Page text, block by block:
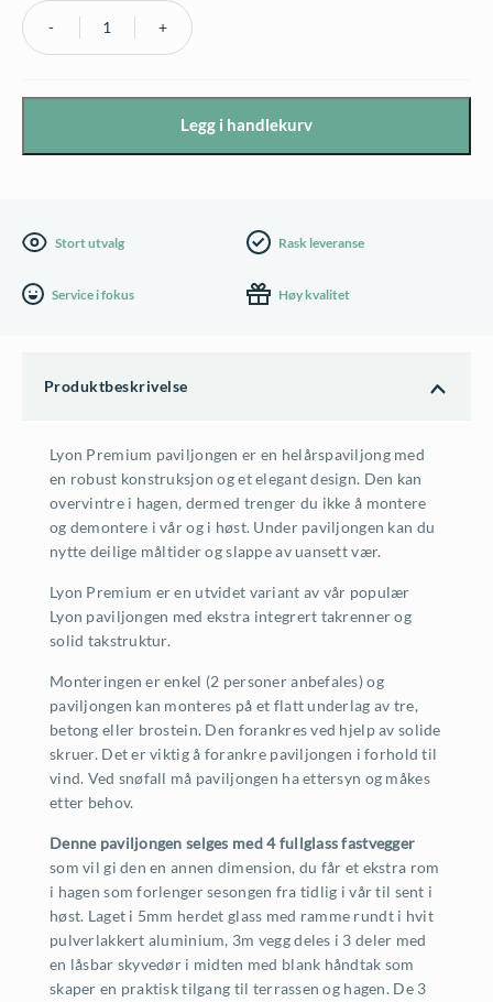
Lyon
antall
Legg i handlekurv
Stort utvalg Rask leveranse
Service i fokus Høy kvalitet
Produktbeskrivelse
Lyon Premium paviljongen er en helårspaviljong med
en robust konstruksjon og et elegant design. Den kan
overvintre i hagen, dermed trenger du ikke å montere
og demontere i vår og i høst. Under paviljongen kan du
nytte deilige måltider og slappe av uansett vær.
Lyon Premium er en utvidet variant av vår populær
Lyon paviljongen med ekstra integrert takrenner og
solid takstruktur.
Monteringen er enkel (2 personer anbefales) og
paviljongen kan monteres på et flatt underlag av tre,
betong eller brostein. Den forankres ved hjelp av solide
skruer. Det er viktig å forankre paviljongen i forhold til
vind. Ved snøfall må paviljongen ha ettersyn og måkes
etter behov.
Denne paviljongen selges med 4 fullglass fastvegger
som vil gi den en annen dimension, du får et ekstra rom
i hagen som forlenger sesongen fra tidlig i vår til sent i
høst. Laget i 5mm herdet glass med ramme rundt i hvit
pulverlakkert aluminium, 3m vegg deles i 3 deler med
en låsbar skyvedør i midten med blank håndtak som
skaper en praktisk tilgang til terrassen og hagen. De 3